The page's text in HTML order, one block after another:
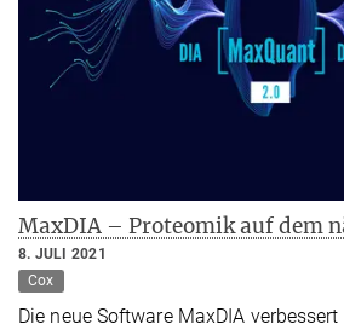
MaxDIA – Proteomik auf dem
8. JULI 2021
Cox
Die neue Software MaxDIA verbessert